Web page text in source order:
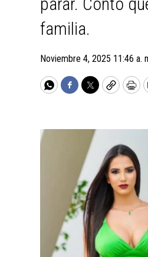
familia.
Noviembre 4, 2025 11:46 a.
WhatsApp
Facebook
TwitterCopy